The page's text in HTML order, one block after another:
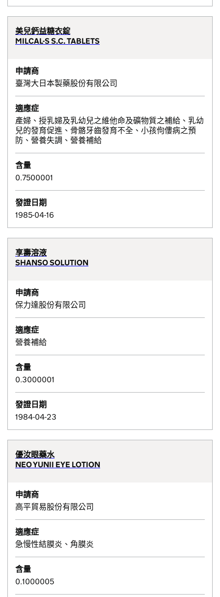
美兒鈣益糖衣錠
MILCAL-S S.C. TABLETS
申請商
臺灣大日本製藥股份有限公司
適應症
產婦、授乳婦及乳幼兒之維他命及礦物質之補給、乳幼
兒的發育促進、骨骼牙齒發育不全、小孩佝僂病之預
防、營養失調、營養補給
含量
0.7500001
發證日期
1985-04-16
享壽溶液
SHANSO SOLUTION
申請商
保力達股份有限公司
適應症
營養補給
含量
0.3000001
發證日期
1984-04-23
優汝眼藥水
NEO YUNII EYE LOTION
申請商
高平貿易股份有限公司
適應症
急慢性結膜炎、角膜炎
含量
0.1000005